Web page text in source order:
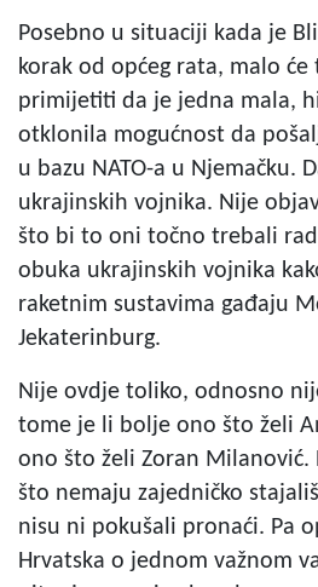
Posebno u situaciji kada je
korak od općeg rata, malo će
primijetiti da je jedna mala,
otklonila mogućnost da
u bazu NATO-a u Njemačku.
ukrajinskih vojnika. Nije
što bi to oni točno trebali
obuka ukrajinskih vojnika
raketnim sustavima gađaju
Jekaterinburg.
Nije ovdje toliko, odnosno
tome je li bolje ono što želi
ono što želi Zoran
što nemaju zajedničko
nisu ni pokušali pronaći. Pa
Hrvatska o jednom važnom